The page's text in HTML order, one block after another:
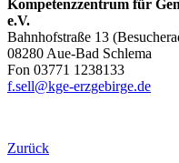
Kompetenzzentrum für
e.V.
Bahnhofstraße 13
08280 Aue-Bad Schlema
Fon 03771 1238133
f.sell@kge-erzgebirge.de
Zurück